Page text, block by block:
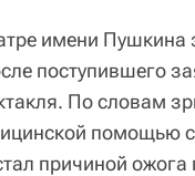
имени
поступившего
По словам
помощью
причиной